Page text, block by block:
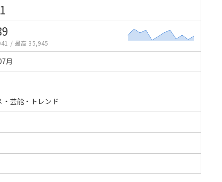
/ 最高 35,945
月
・芸能・トレンド